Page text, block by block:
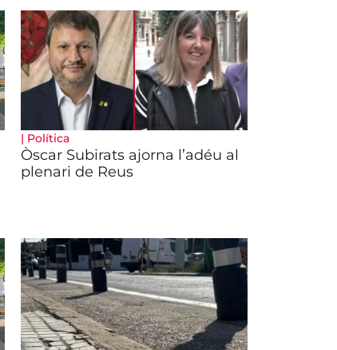
| Política
Òscar Subirats ajorna l’adéu al
plenari de Reus